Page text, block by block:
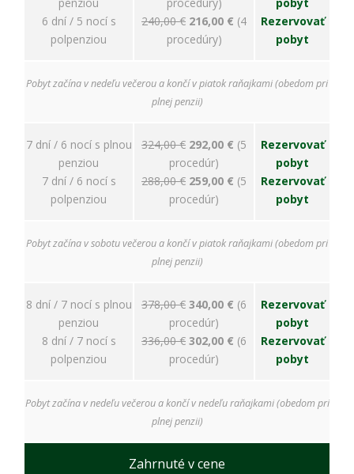
6 dní / 5 nocí s
polpenziou
240,00 € 216,00 € (4
procedúry)
Rezervovať
pobyt
Pobyt začína v nedeľu večerou a končí v piatok raňajkami (obedom pri
plnej penzii)
7 dní / 6 nocí s plnou
penziou
7 dní / 6 nocí s
polpenziou
324,00 € 292,00 € (5
procedúr)
288,00 € 259,00 € (5
procedúr)
Rezervovať
pobyt
Rezervovať
pobyt
Pobyt začína v sobotu večerou a končí v piatok raňajkami (obedom pri
plnej penzii)
8 dní / 7 nocí s plnou
penziou
8 dní / 7 nocí s
polpenziou
378,00 € 340,00 € (6
procedúr)
336,00 € 302,00 € (6
procedúr)
Rezervovať
pobyt
Rezervovať
pobyt
Pobyt začína v nedeľu večerou a končí v nedeľu raňajkami (obedom pri
plnej penzii)
Zahrnuté v cene